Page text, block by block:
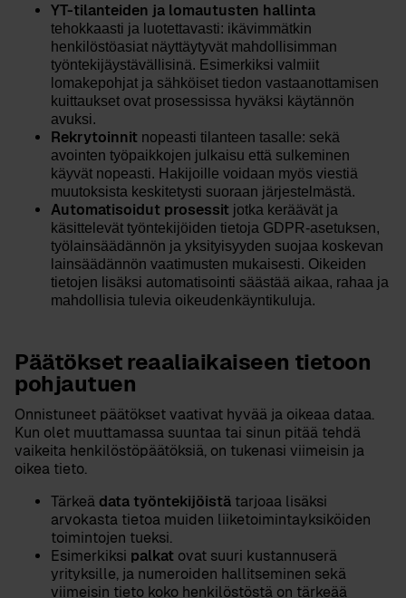
YT-tilanteiden ja lomautusten hallinta
tehokkaasti ja luotettavasti: ikävimmätkin
henkilöstöasiat näyttäytyvät mahdollisimman
työntekijäystävällisinä. Esimerkiksi valmiit
lomakepohjat ja sähköiset tiedon vastaanottamisen
kuittaukset ovat prosessissa hyväksi käytännön
avuksi.
Rekrytoinnit nopeasti tilanteen tasalle: sekä
avointen työpaikkojen julkaisu että sulkeminen
käyvät nopeasti. Hakijoille voidaan myös viestiä
muutoksista keskitetysti suoraan järjestelmästä.
Automatisoidut prosessit jotka keräävät ja
käsittelevät työntekijöiden tietoja GDPR-asetuksen,
työlainsäädännön ja yksityisyyden suojaa koskevan
lainsäädännön vaatimusten mukaisesti. Oikeiden
tietojen lisäksi automatisointi säästää aikaa, rahaa ja
mahdollisia tulevia oikeudenkäyntikuluja.
Päätökset reaaliaikaiseen tietoon
pohjautuen
Onnistuneet päätökset vaativat hyvää ja oikeaa dataa.
Kun olet muuttamassa suuntaa tai sinun pitää tehdä
vaikeita henkilöstöpäätöksiä, on tukenasi viimeisin ja
oikea tieto.
Tärkeä data työntekijöistä tarjoaa lisäksi
arvokasta tietoa muiden liiketoimintayksiköiden
toimintojen tueksi.
Esimerkiksi palkat ovat suuri kustannuserä
yrityksille, ja numeroiden hallitseminen sekä
viimeisin tieto koko henkilöstöstä on tärkeää